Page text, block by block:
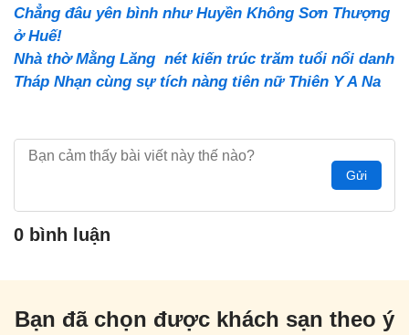
Chẳng đâu yên bình như Huyền Không Sơn Thượng
ở Huế!
Nhà thờ Mằng Lăng nét kiến trúc trăm tuổi nổi danh
Tháp Nhạn cùng sự tích nàng tiên nữ Thiên Y A Na
Gửi
0 bình luận
Bạn đã chọn được khách sạn theo ý